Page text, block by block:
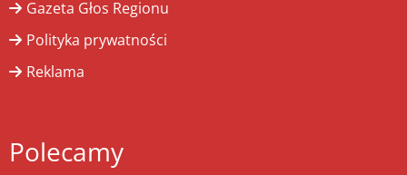
Gazeta Głos Regionu
Polityka prywatności
Reklama
Polecamy